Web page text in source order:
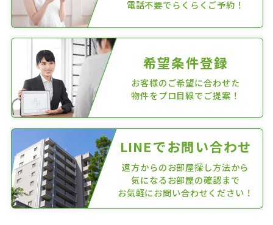
電話不要でらくらくご予約！
希望条件登録
お客様のご希望に合わせた
物件をプロ目線でご提案！
LINEでお問い合わせ
遠方からのお部屋探し方法から
気になるお部屋の確認まで
お気軽にお問い合わせください！